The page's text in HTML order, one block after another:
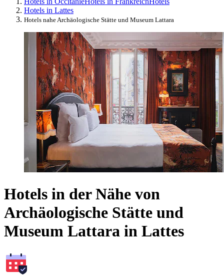
Hotels in Lattes
Hotels nahe Archäologische Stätte und Museum Lattara
Hotels in der Nähe von
Archäologische Stätte und
Museum Lattara in Lattes